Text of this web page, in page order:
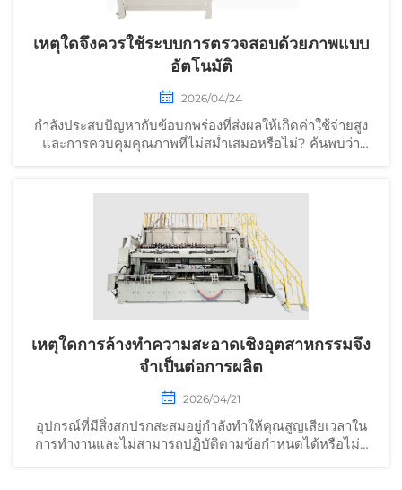
เหตุใดจึงควรใช้ระบบการตรวจสอบด้วยภาพแบบ
อัตโนมัติ
2026/04/24
กำลังประสบปัญหากับข้อบกพร่องที่ส่งผลให้เกิดค่าใช้จ่ายสูง
และการควบคุมคุณภาพที่ไม่สม่ำเสมอหรือไม่? ค้นพบว่า
มาตรฐานได้อย่างไร ศึกษาข้อมูลเพิ่มเติมได้ทันที
เหตุใดการล้างทำความสะอาดเชิงอุตสาหกรรมจึง
จำเป็นต่อการผลิต
2026/04/21
อุปกรณ์ที่มีสิ่งสกปรกสะสมอยู่กำลังทำให้คุณสูญเสียเวลาใน
การทำงานและไม่สามารถปฏิบัติตามข้อกำหนดได้หรือไม่?